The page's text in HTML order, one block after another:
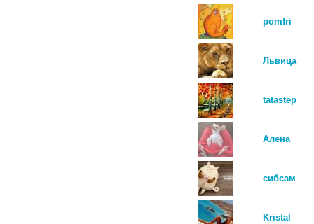
pomfri
Львица
tatastep
Алена
сибсам
Kristal